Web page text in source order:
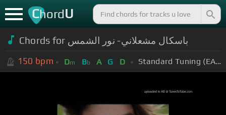
ChordU
Chords for باسكال مشعلاني- نور الشمس
150 bpm Dm Bb A G D Standard Tuning (EADGBE)